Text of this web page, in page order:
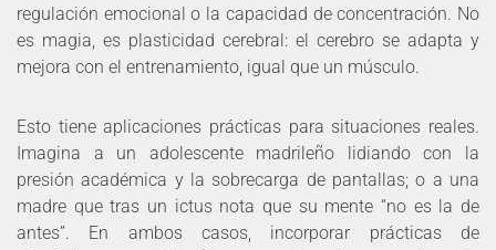
regulación emocional o la capacidad de concentración. No
es magia, es plasticidad cerebral: el cerebro se adapta y
mejora con el entrenamiento, igual que un músculo.
Esto tiene aplicaciones prácticas para situaciones reales.
Imagina a un adolescente madrileño lidiando con la
presión académica y la sobrecarga de pantallas; o a una
madre que tras un ictus nota que su mente “no es la de
antes”. En ambos casos, incorporar prácticas de